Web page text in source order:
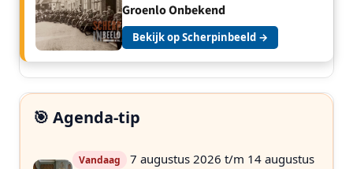
Groenlo Onbekend
Bekijk op Scherpinbeeld →
🎯 Agenda-tip
Vandaag
7 augustus 2026 t/m 14 augustus